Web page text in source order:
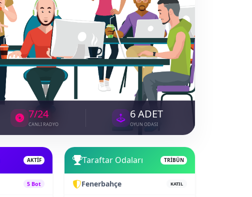
7/24
CANLI RADYO
6 ADET
OYUN ODASI
AKTİF
5 Bot
Taraftar Odaları TRİBÜN
Fenerbahçe KATIL